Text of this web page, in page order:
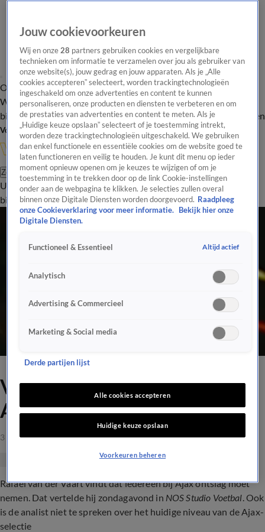
Overzicht Onze programma's Uitzendingen Onze gezichten
In de
WandelgangenInterviewsUitzending
bijwonenPodcastShopVeelgestelde vragenKijkersvraag insturen
Volg Vandaag Inside
Zoeken
UitzendingenVandaag InsideDe OranjezomerShopUitzending
bijwonen
Van der Vaart: 'Iedereen bij
Ajax moet ontslag nemen'
3 apr 2023, 09:12
Rafael van der Vaart vindt dat iedereen bij Ajax ontslag moet
nemen. Dat vertelde hij zondagavond in NOS Studio Voetbal. Ook
is de analist niet te spreken over het huidige niveau van de Ajax-
selectie
Jouw cookievoorkeuren
Wij en onze28 partners gebruiken cookies en vergelijkbare
technieken om informatie te verzamelen over jou als gebruiker van
onze website(s), jouw gedrag en jouw apparaten. Als je „Alle
cookies accepteren” selecteert, worden trackingtechnologieën
ingeschakeld om onze advertenties en content te kunnen
personaliseren, onze producten en diensten te verbeteren en om
de prestaties van advertenties en content te meten. Als je
„Huidige keuze opslaan” selecteert of je toestemming intrekt,
worden deze trackingtechnologieën uitgeschakeld. We gebruiken
dan enkel functionele en essentiële cookies om de website goed te
laten functioneren en veilig te houden. Je kunt dit menu op ieder
moment opnieuw openen om je keuzes te wijzigen of om je
toestemming in te trekken door op de link Cookie-instellingen
onder aan de webpagina te klikken. Je selecties zullen overal
binnen onze Digitale Diensten worden doorgevoerd. Raadpleeg
onze Cookieverklaring voor meer informatie.
Bekijk hier onze
Digitale Diensten.
Functioneel & Essentieel Altijd actief
Analytisch
Advertising & Commercieel
Marketing & Social media
Derde partijen lijst
Alle cookies accepteren
Huidige keuze opslaan
Voorkeuren beheren